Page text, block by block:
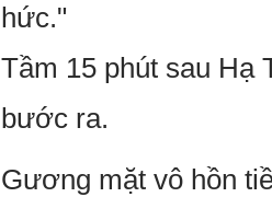
hức."
Tầm 15 phút sau Hạ
bước ra.
Gương mặt vô hồn